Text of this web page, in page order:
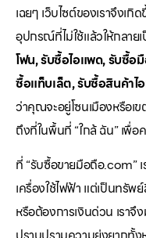
เฉยๆ เว็บไซต์ของเราจึงเ
อุปกรณ์ที่ไม่ใช้แล้วให้กลา
โฟน, รับซื้อไอแพด, รับซื้อ
ซื้อแท็บเล็ต, รับซื้อสินค้าไ
ว่าคุณจะอยู่โซนเมืองหรือเ
ถึงที่ในพื้นที่ “ใกล้ ฉัน” เพื่อ
ที่ “รับซื้อขายมือถือ.com”
เครื่องใช้ไฟฟ้า แต่เป็นทรั
หรือต้องการเงินด่วน เราจึ